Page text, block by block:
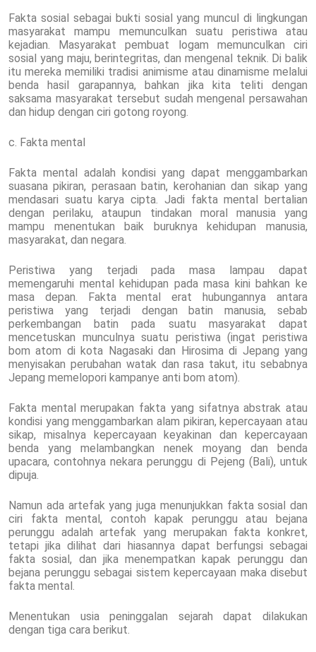
Fakta sosial sebagai bukti sosial yang muncul di lingkungan
masyarakat mampu memunculkan suatu peristiwa atau
kejadian. Masyarakat pembuat logam memunculkan ciri
sosial yang maju, berintegritas, dan mengenal teknik. Di balik
itu mereka memiliki tradisi animisme atau dinamisme melalui
benda hasil garapannya, bahkan jika kita teliti dengan
saksama masyarakat tersebut sudah mengenal persawahan
dan hidup dengan ciri gotong royong.
c. Fakta mental
Fakta mental adalah kondisi yang dapat menggambarkan
suasana pikiran, perasaan batin, kerohanian dan sikap yang
mendasari suatu karya cipta. Jadi fakta mental bertalian
dengan perilaku, ataupun tindakan moral manusia yang
mampu menentukan baik buruknya kehidupan manusia,
masyarakat, dan negara.
Peristiwa yang terjadi pada masa lampau dapat
memengaruhi mental kehidupan pada masa kini bahkan ke
masa depan. Fakta mental erat hubungannya antara
peristiwa yang terjadi dengan batin manusia, sebab
perkembangan batin pada suatu masyarakat dapat
mencetuskan munculnya suatu peristiwa (ingat peristiwa
bom atom di kota Nagasaki dan Hirosima di Jepang yang
menyisakan perubahan watak dan rasa takut, itu sebabnya
Jepang memelopori kampanye anti bom atom).
Fakta mental merupakan fakta yang sifatnya abstrak atau
kondisi yang menggambarkan alam pikiran, kepercayaan atau
sikap, misalnya kepercayaan keyakinan dan kepercayaan
benda yang melambangkan nenek moyang dan benda
upacara, contohnya nekara perunggu di Pejeng (Bali), untuk
dipuja.
Namun ada artefak yang juga menunjukkan fakta sosial dan
ciri fakta mental, contoh kapak perunggu atau bejana
perunggu adalah artefak yang merupakan fakta konkret,
tetapi jika dilihat dari hiasannya dapat berfungsi sebagai
fakta sosial, dan jika menempatkan kapak perunggu dan
bejana perunggu sebagai sistem kepercayaan maka disebut
fakta mental.
Menentukan usia peninggalan sejarah dapat dilakukan
dengan tiga cara berikut.